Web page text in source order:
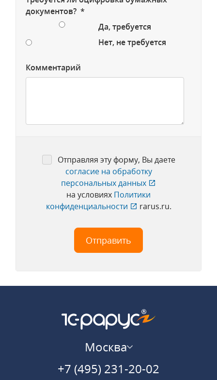
документов? *
Да, требуется
Нет, не требуется
Комментарий
Отправляя эту форму, Вы даете
согласие на обработку
персональных данных
на условиях Политики
конфиденциальности
rarus.ru.
Москва
+7 (495) 231-20-02